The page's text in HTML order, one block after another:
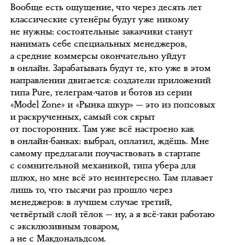
Вообще есть ощущение, что через десять лет
классические сутенёры будут уже никому
не нужны: состоятельные заказчики станут
нанимать себе специальных менеджеров,
а средние коммерсы окончательно уйдут
в онлайн. Зарабатывать будут те, кто уже в этом
направлении двигается: создатели приложений
типа Pure, телеграм-чатов и ботов из серии
«Model Zone» и «Рынка шкур» — это из попсовых
и раскрученных, самый сок скрыт
от посторонних. Там уже всё настроено как
в онлайн-банках: выбрал, оплатил, ждёшь. Мне
самому предлагали поучаствовать в стартапе
с сомнительной механикой, типа убера для
шлюх, но мне всё это неинтересно. Там плавает
лишь то, что тысячи раз прошло через
менеджеров: в лучшем случае третий,
четвёртый слой тёлок — ну, а я всё-таки работаю
с эксклюзивным товаром,
а не с Макдональдсом.